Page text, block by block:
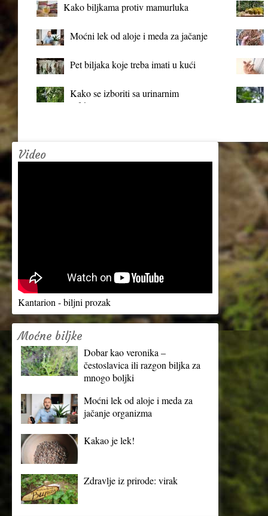
Kako biljkama protiv mamurluka
Moćni lek od aloje i meda za jačanje
Pet biljaka koje treba imati u kući
Kako se izboriti sa urinarnim
infekcijama?
Video
Kantarion - biljni prozak
Moćne biljke
Dobar kao veronika –
čestoslavica ili razgon biljka za
mnogo boljki
Moćni lek od aloje i meda za
jačanje organizma
Kakao je lek!
Zdravlje iz prirode: virak